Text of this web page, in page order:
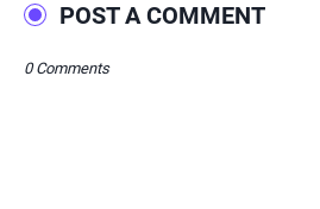
POST A COMMENT
0 Comments